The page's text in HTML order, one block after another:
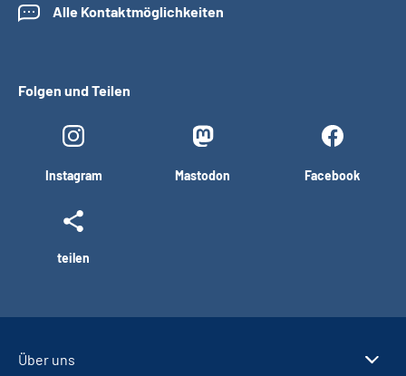
Alle Kontaktmöglichkeiten
Folgen und Teilen
Instagram Mastodon Facebook
teilen
Über uns